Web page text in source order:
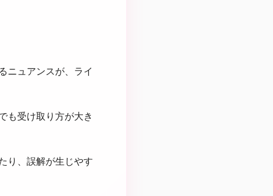
ニュアンスが、ライ
も受け取り方が大き
り、誤解が生じやす